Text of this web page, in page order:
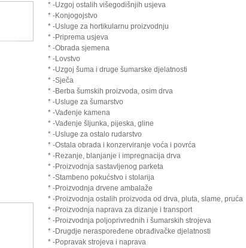
* -Uzgoj ostalih višegodišnjih usjeva
* -Konjogojstvo
* -Usluge za hortikularnu proizvodnju
* -Priprema usjeva
* -Obrada sjemena
* -Lovstvo
* -Uzgoj šuma i druge šumarske djelatnosti
* -Sječa
* -Berba šumskih proizvoda, osim drva
* -Usluge za šumarstvo
* -Vađenje kamena
* -Vađenje šljunka, pijeska, gline
* -Usluge za ostalo rudarstvo
* -Ostala obrada i konzerviranje voća i povrća
* -Rezanje, blanjanje i impregnacija drva
* -Proizvodnja sastavljenog parketa
* -Stambeno pokućstvo i stolarija
* -Proizvodnja drvene ambalaže
* -Proizvodnja ostalih proizvoda od drva, pluta, slame, pruća
* -Proizvodnja naprava za dizanje i transport
* -Proizvodnja poljoprivrednih i šumarskih strojeva
* -Drugdje neraspoređene obrađivačke djelatnosti
* -Popravak strojeva i naprava